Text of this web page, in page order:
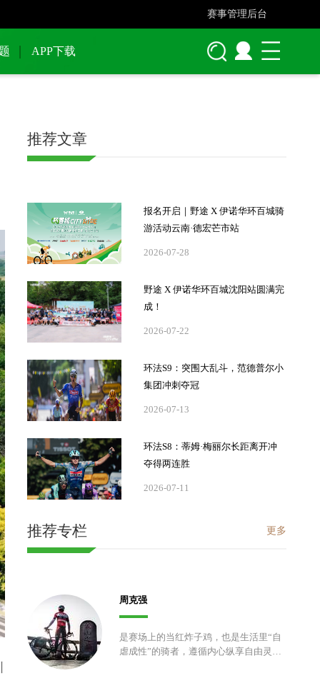
赛事管理后台
APP下载
推荐文章
报名开启｜野途 X 伊诺华环百城骑
游活动云南·德宏芒市站
2026-07-28
野途 X 伊诺华环百城沈阳站圆满完
成！
2026-07-22
环法S9：突围大乱斗，范德普尔小
集团冲刺夺冠
2026-07-13
环法S8：蒂姆·梅丽尔长距离开冲
夺得两连胜
2026-07-11
推荐专栏 更多
周克强
是赛场上的当红炸子鸡，也是生活里“自
虐成性”的骑者，遵循内心纵享自由灵